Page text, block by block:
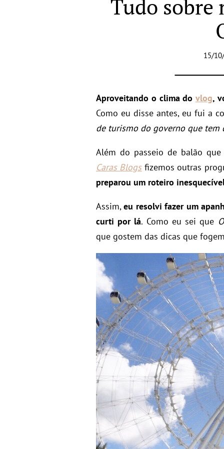
Tudo sobre
15/
Aproveitando o clima do vlog,
Como eu disse antes, eu fui a
de turismo do governo que
Além do passeio de balão
Caras Blogsfizemos outras
preparou um roteiro
Assim,eu resolvi fazer um
curti por lá. Como eu sei que
que gostem das dicas que